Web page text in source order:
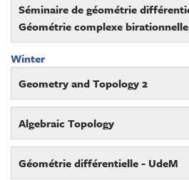
Séminaire de géométrie
Géométrie complexe
Winter
Geometry and Topology 2
Algebraic Topology
Géométrie différentielle - UdeM